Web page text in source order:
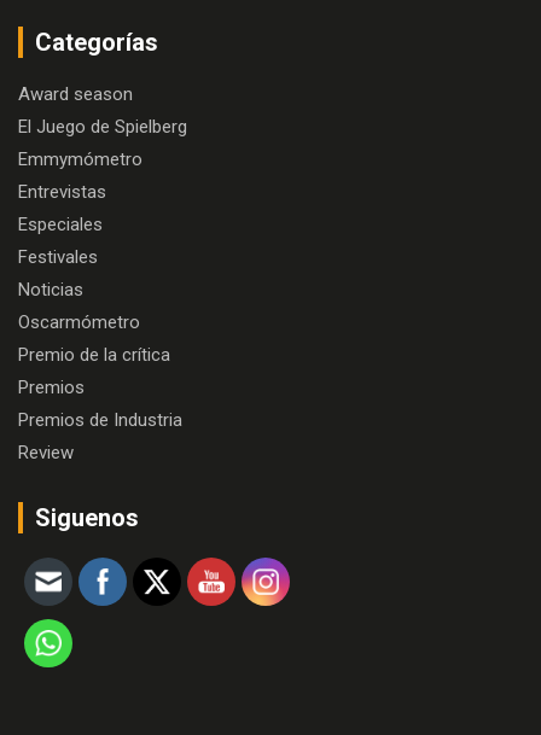
Categorías
Award season
El Juego de Spielberg
Emmymómetro
Entrevistas
Especiales
Festivales
Noticias
Oscarmómetro
Premio de la crítica
Premios
Premios de Industria
Review
Siguenos